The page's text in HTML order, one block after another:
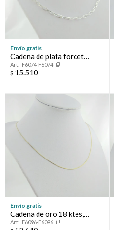
Envío gratis
Cadena de plata forcet
Italiana de plata 925
F6074-F6074
$ 15.510
Envío gratis
Cadena de oro 18 ktes,
modelo rolo fino.
F6096-F6096